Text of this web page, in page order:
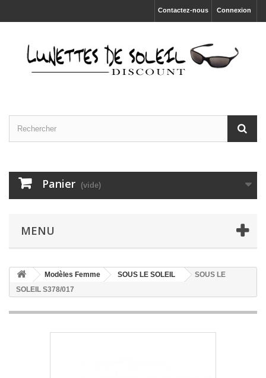
Connexion
Contactez-nous
Panier (vide)
MENU
Modèles Femme SOUS LE SOLEIL
SOUS LE
SOLEIL S378/017